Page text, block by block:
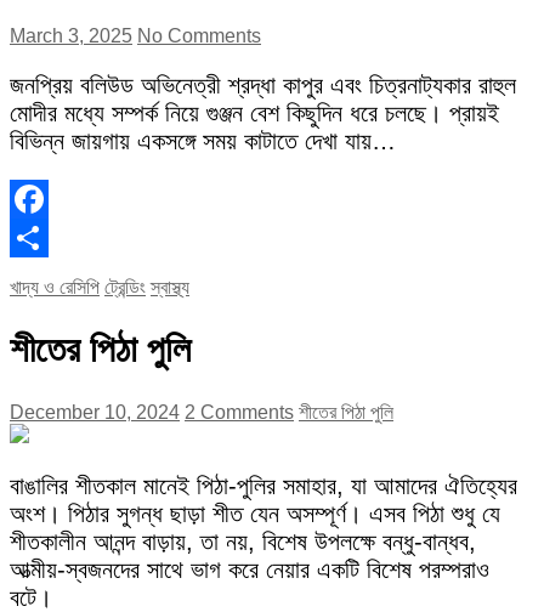
March 3, 2025 No Comments
জনপ্রিয় বলিউড অভিনেত্রী শ্রদ্ধা কাপুর এবং চিত্রনাট্যকার রাহুল
মোদীর মধ্যে সম্পর্ক নিয়ে গুঞ্জন বেশ কিছুদিন ধরে চলছে। প্রায়ই
বিভিন্ন জায়গায় একসঙ্গে সময় কাটাতে দেখা যায়…
Facebook
Share
খাদ্য ও রেসিপি ট্রেন্ডিং স্বাস্থ্য
শীতের পিঠা পুলি
December 10, 2024 2 Comments শীতের পিঠা পুলি
বাঙালির শীতকাল মানেই পিঠা-পুলির সমাহার, যা আমাদের ঐতিহ্যের
অংশ। পিঠার সুগন্ধ ছাড়া শীত যেন অসম্পূর্ণ। এসব পিঠা শুধু যে
শীতকালীন আনন্দ বাড়ায়, তা নয়, বিশেষ উপলক্ষে বন্ধু-বান্ধব,
আত্মীয়-স্বজনদের সাথে ভাগ করে নেয়ার একটি বিশেষ পরম্পরাও
বটে।